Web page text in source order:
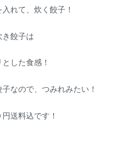
れて、炊く餃子！
き餃子は
した食感！
なので、つみれみたい！
送料込です！